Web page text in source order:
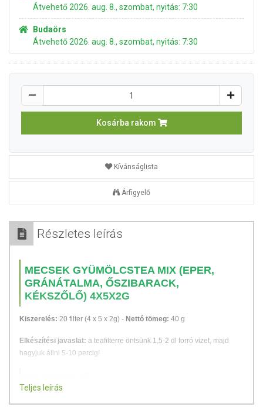
Átvehető 2026. aug. 8., szombat, nyitás: 7:30
Budaörs
Átvehető 2026. aug. 8., szombat, nyitás: 7:30
Kosárba rakom
Kívánságlista
Árfigyelő
Részletes leírás
MECSEK GYÜMÖLCSTEA MIX (EPER,
GRÁNÁTALMA, ŐSZIBARACK,
KÉKSZŐLŐ) 4X5X2G
Kiszerelés: 20 filter (4 x 5 x 2g) - Nettó tömeg: 40 g
Elkészítési javaslat: a teafilterre öntsünk 1,5-2 dl forró vizet, majd
hagyjuk állni 5-10 percig!
Erdei gyümölcs ízű tea (5 x 2g):mazsola, hibiszkuszvirág,
Teljes leírás